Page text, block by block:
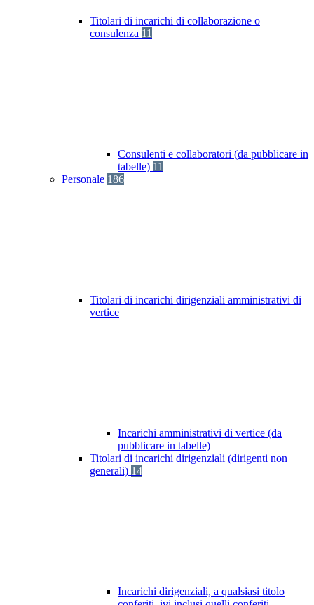
Titolari di incarichi di collaborazione o
consulenza 11
Consulenti e collaboratori (da pubblicare in
tabelle) 11
Personale 186
Titolari di incarichi dirigenziali amministrativi di
vertice
Incarichi amministrativi di vertice (da
pubblicare in tabelle)
Titolari di incarichi dirigenziali (dirigenti non
generali) 14
Incarichi dirigenziali, a qualsiasi titolo